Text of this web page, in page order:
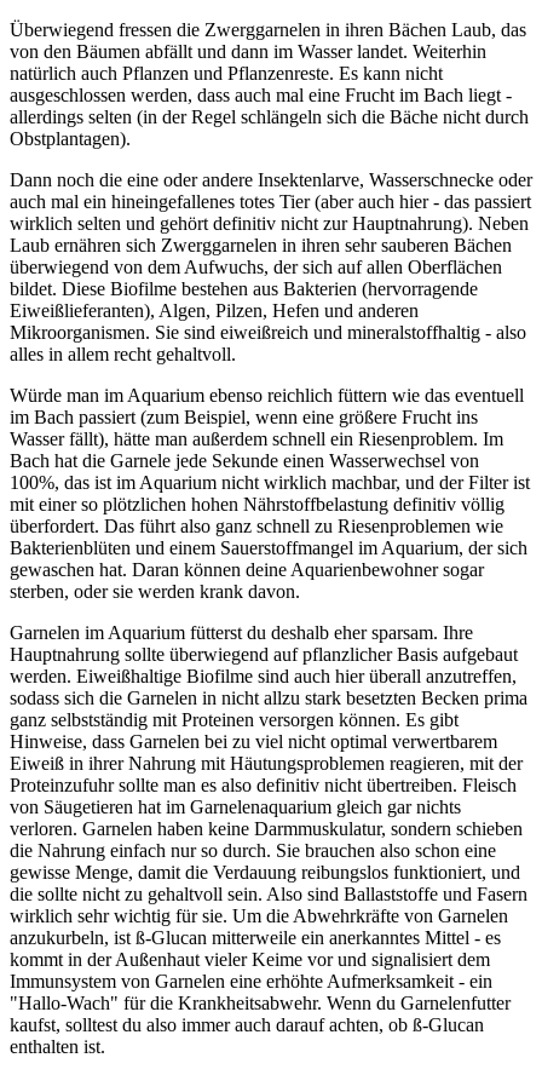
Überwiegend fressen die Zwerggarnelen in ihren Bächen Laub, das
von den Bäumen abfällt und dann im Wasser landet. Weiterhin
natürlich auch Pflanzen und Pflanzenreste. Es kann nicht
ausgeschlossen werden, dass auch mal eine Frucht im Bach liegt -
allerdings selten (in der Regel schlängeln sich die Bäche nicht durch
Obstplantagen).
Dann noch die eine oder andere Insektenlarve, Wasserschnecke oder
auch mal ein hineingefallenes totes Tier (aber auch hier - das passiert
wirklich selten und gehört definitiv nicht zur Hauptnahrung). Neben
Laub ernähren sich Zwerggarnelen in ihren sehr sauberen Bächen
überwiegend von dem Aufwuchs, der sich auf allen Oberflächen
bildet. Diese Biofilme bestehen aus Bakterien (hervorragende
Eiweißlieferanten), Algen, Pilzen, Hefen und anderen
Mikroorganismen. Sie sind eiweißreich und mineralstoffhaltig - also
alles in allem recht gehaltvoll.
Würde man im Aquarium ebenso reichlich füttern wie das eventuell
im Bach passiert (zum Beispiel, wenn eine größere Frucht ins
Wasser fällt), hätte man außerdem schnell ein Riesenproblem. Im
Bach hat die Garnele jede Sekunde einen Wasserwechsel von
100%, das ist im Aquarium nicht wirklich machbar, und der Filter ist
mit einer so plötzlichen hohen Nährstoffbelastung definitiv völlig
überfordert. Das führt also ganz schnell zu Riesenproblemen wie
Bakterienblüten und einem Sauerstoffmangel im Aquarium, der sich
gewaschen hat. Daran können deine Aquarienbewohner sogar
sterben, oder sie werden krank davon.
Garnelen im Aquarium fütterst du deshalb eher sparsam. Ihre
Hauptnahrung sollte überwiegend auf pflanzlicher Basis aufgebaut
werden. Eiweißhaltige Biofilme sind auch hier überall anzutreffen,
sodass sich die Garnelen in nicht allzu stark besetzten Becken prima
ganz selbstständig mit Proteinen versorgen können. Es gibt
Hinweise, dass Garnelen bei zu viel nicht optimal verwertbarem
Eiweiß in ihrer Nahrung mit Häutungsproblemen reagieren, mit der
Proteinzufuhr sollte man es also definitiv nicht übertreiben. Fleisch
von Säugetieren hat im Garnelenaquarium gleich gar nichts
verloren. Garnelen haben keine Darmmuskulatur, sondern schieben
die Nahrung einfach nur so durch. Sie brauchen also schon eine
gewisse Menge, damit die Verdauung reibungslos funktioniert, und
die sollte nicht zu gehaltvoll sein. Also sind Ballaststoffe und Fasern
wirklich sehr wichtig für sie. Um die Abwehrkräfte von Garnelen
anzukurbeln, ist ß-Glucan mitterweile ein anerkanntes Mittel - es
kommt in der Außenhaut vieler Keime vor und signalisiert dem
Immunsystem von Garnelen eine erhöhte Aufmerksamkeit - ein
"Hallo-Wach" für die Krankheitsabwehr. Wenn du Garnelenfutter
kaufst, solltest du also immer auch darauf achten, ob ß-Glucan
enthalten ist.